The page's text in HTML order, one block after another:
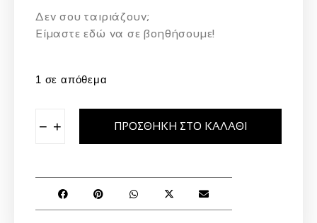
Δεν σου ταιριάζουν;
Eίμαστε εδώ να σε βοηθήσουμε!
1 σε απόθεμα
− + ΠΡΟΣΘΉΚΗ ΣΤΟ ΚΑΛΆΘΙ